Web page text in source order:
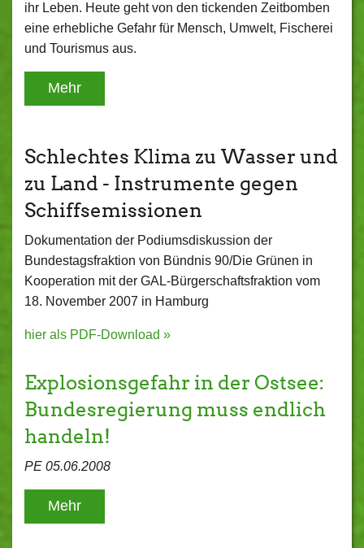
ihr Leben. Heute geht von den tickenden Zeitbomben
eine erhebliche Gefahr für Mensch, Umwelt, Fischerei
und Tourismus aus.
Mehr
Schlechtes Klima zu Wasser und
zu Land - Instrumente gegen
Schiffsemissionen
Dokumentation der Podiumsdiskussion der
Bundestagsfraktion von Bündnis 90/Die Grünen in
Kooperation mit der GAL-Bürgerschaftsfraktion vom
18. November 2007 in Hamburg
hier als PDF-Download »
Explosionsgefahr in der Ostsee:
Bundesregierung muss endlich
handeln!
PE 05.06.2008
Mehr